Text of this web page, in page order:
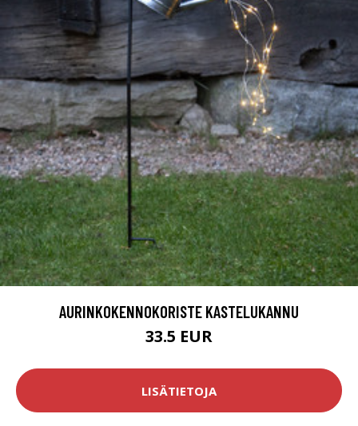
AURINKOKENNOKORISTE KASTELUKANNU
33.5 EUR
LISÄTIETOJA